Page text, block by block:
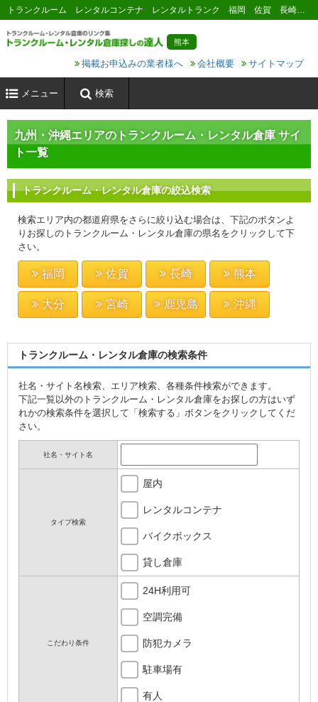
トランクルーム レンタルコンテナ レンタルトランク 福岡 佐賀 長崎 熊本 大分 宮崎 鹿児島 沖縄
熊本
掲載お申込みの業者様へ 会社概要 サイトマップ
メニュー 検索
九州・沖縄エリアのトランクルーム・レンタル倉庫 サイ
ト一覧
トランクルーム・レンタル倉庫の絞込検索
検索エリア内の都道府県をさらに絞り込む場合は、下記のボタンよ
りお探しのトランクルーム・レンタル倉庫の県名をクリックして下
さい。
福岡 佐賀 長崎 熊本
大分 宮崎 鹿児島 沖縄
トランクルーム・レンタル倉庫の検索条件
社名・サイト名検索、エリア検索、各種条件検索ができます。
下記一覧以外のトランクルーム・レンタル倉庫をお探しの方はいず
れかの検索条件を選択して「検索する」ボタンをクリックしてくだ
さい。
社名・サイト名
タイプ検索
屋内
レンタルコンテナ
バイクボックス
貸し倉庫
こだわり条件
24H利用可
空調完備
防犯カメラ
駐車場有
有人